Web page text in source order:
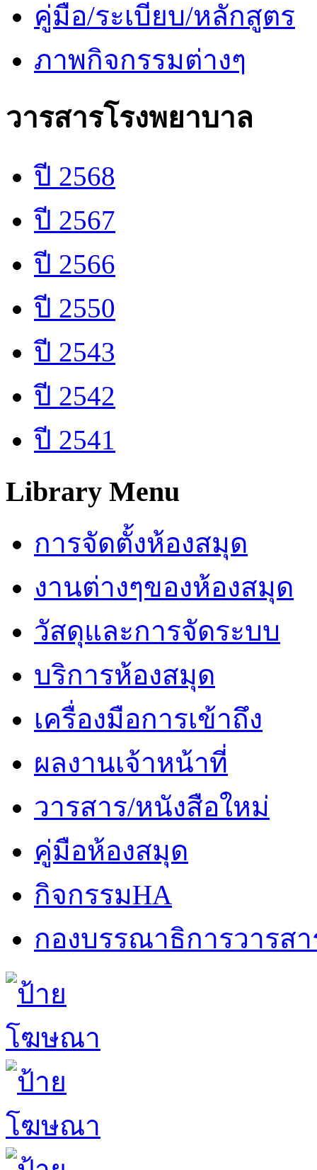
คู่มือ/ระเบียบ/หลักสูตร
ภาพกิจกรรมต่างๆ
วารสารโรงพยาบาล
ปี 2568
ปี 2567
ปี 2566
ปี 2550
ปี 2543
ปี 2542
ปี 2541
Library Menu
การจัดตั้งห้องสมุด
งานต่างๆของห้องสมุด
วัสดุและการจัดระบบ
บริการห้องสมุด
เครื่องมือการเข้าถึง
ผลงานเจ้าหน้าที่
วารสาร/หนังสือใหม่
คู่มือห้องสมุด
กิจกรรมHA
กองบรรณาธิการวารส